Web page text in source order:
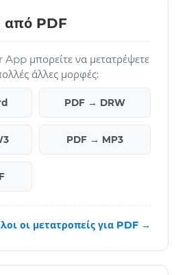
από PDF
μπορείτε να μετατρέψετε
άλλες μορφές:
PDF → DRW
PDF → MP3
οι μετατροπείς για PDF →